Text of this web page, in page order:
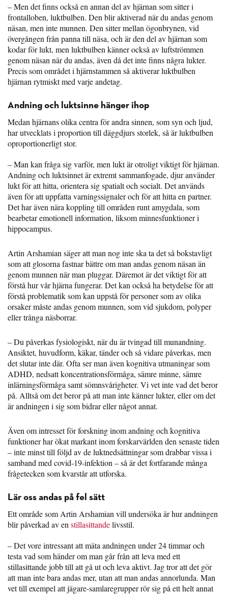
– Men det finns också en annan del av hjärnan som sitter i
frontalloben, luktbulben. Den blir aktiverad när du andas genom
näsan, men inte munnen. Den sitter mellan ögonbrynen, vid
övergången från panna till näsa, och är den del av hjärnan som
kodar för lukt, men luktbulben känner också av luftströmmen
genom näsan när du andas, även då det inte finns några lukter.
Precis som området i hjärnstammen så aktiverar luktbulben
hjärnan rytmiskt med varje andetag.
Andning och luktsinne hänger ihop
Medan hjärnans olika centra för andra sinnen, som syn och ljud,
har utvecklats i proportion till däggdjurs storlek, så är luktbulben
oproportionerligt stor.
– Man kan fråga sig varför, men lukt är otroligt viktigt för hjärnan.
Andning och luktsinnet är extremt sammanfogade, djur använder
lukt för att hitta, orientera sig spatialt och socialt. Det används
även för att uppfatta varningssignaler och för att hitta en partner.
Det har även nära koppling till områden runt amygdala, som
bearbetar emotionell information, liksom minnesfunktioner i
hippocampus.
Artin Arshamian säger att man nog inte ska ta det så bokstavligt
som att glosorna fastnar bättre om man andas genom näsan än
genom munnen när man pluggar. Däremot är det viktigt för att
förstå hur vår hjärna fungerar. Det kan också ha betydelse för att
förstå problematik som kan uppstå för personer som av olika
orsaker måste andas genom munnen, som vid sjukdom, polyper
eller trånga näsborrar.
– Du påverkas fysiologiskt, när du är tvingad till munandning.
Ansiktet, huvudform, käkar, tänder och så vidare påverkas, men
det slutar inte där. Ofta ser man även kognitiva utmaningar som
ADHD, nedsatt koncentrationsförmåga, sämre minne, sämre
inlärningsförmåga samt sömnsvårigheter. Vi vet inte vad det beror
på. Alltså om det beror på att man inte känner lukter, eller om det
är andningen i sig som bidrar eller något annat.
Även om intresset för forskning inom andning och kognitiva
funktioner har ökat markant inom forskarvärlden den senaste tiden
– inte minst till följd av de luktnedsättningar som drabbar vissa i
samband med covid-19-infektion – så är det fortfarande många
frågetecken som kvarstår att utforska.
Lär oss andas på fel sätt
Ett område som Artin Arshamian vill undersöka är hur andningen
blir påverkad av en stillasittandelivsstil.
– Det vore intressant att mäta andningen under 24 timmar och
testa vad som händer om man går från att leva med ett
stillasittande jobb till att gå ut och leva aktivt. Jag tror att det gör
att man inte bara andas mer, utan att man andas annorlunda. Man
vet till exempel att jägare-samlaregrupper rör sig på ett helt annat